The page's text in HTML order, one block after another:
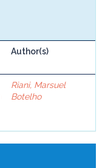
Author(s)
Riani, Marsuel
Botelho